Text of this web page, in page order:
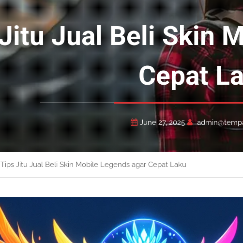
Cepat
June 27, 2025
Tips Jitu Jual Beli Skin Mobile Legends agar Cepat Laku